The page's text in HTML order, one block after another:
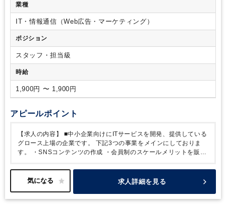
業種
IT・情報通信（Web広告・マーケティング）
ポジション
スタッフ・担当級
時給
1,900円 〜 1,900円
アピールポイント
【求人の内容】
■中小企業向けにITサービスを開発、提供している
グロース上場の企業です。
下記3つの事業をメインにしておりま
す。
・SNSコンテンツの作成 ・会員制のスケールメリットを販売
に増加し、売上もグッと伸びております！ 【働き方について】
■10:00～19:00の勤務
■残業は繁忙期月10～20時間程度想定され
り 【テレワークについて】■基本出社での勤務となります。 【企
求人詳細を見る